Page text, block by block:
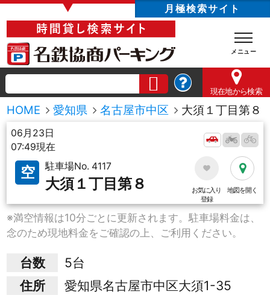
▼ 月極検索サイト
現在地から検索
HOME 愛知県 名古屋市中区 大須１丁目第８
06月23日
07:49現在
空 駐車場No. 4117
大須１丁目第８
お気に入り
登録
地図を開く
※満空情報は10分ごとに更新されます。駐車場料金は、
念のため現地料金をご確認の上、ご利用ください。
台数
5台
住所
愛知県名古屋市中区大須1-35